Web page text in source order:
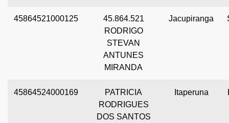
45864521000125
45.864.521
RODRIGO
STEVAN
ANTUNES
MIRANDA
Jacupiranga
45864524000169
PATRICIA
RODRIGUES
DOS SANTOS
Itaperuna